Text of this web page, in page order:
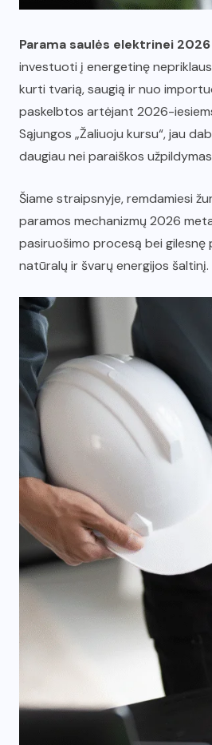
Parama saulės elektrinei 2026
investuoti į energetinę
kurti tvarią, saugią ir nuo
paskelbtos artėjant 2026-
Sąjungos „Žaliuoju kursu“, jau
daugiau nei paraiškos
Šiame straipsnyje, remdamiesi
paramos mechanizmų 2026
pasiruošimo procesą bei gilesnę
natūralų ir švarų energijos šaltinį.